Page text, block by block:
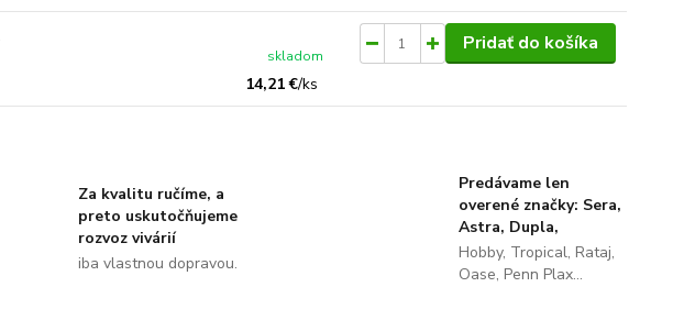
14,21 €/ks
skladom
Pridať do košíka
Za kvalitu ručíme, a
preto uskutočňujeme
rozvoz vivárií
iba vlastnou dopravou.
Predávame len
overené značky: Sera,
Astra, Dupla,
Hobby, Tropical, Rataj,
Oase, Penn Plax...